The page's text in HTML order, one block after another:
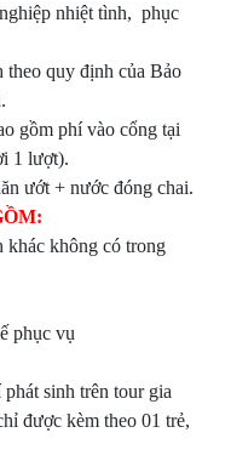
nhiệt tình, phục
theo quy định của Bảo
gồm phí vào cổng tại
1 lượt).
ướt + nước đóng chai.
khác không có trong
phục vụ
sinh trên tour gia
được kèm theo 01 trẻ,